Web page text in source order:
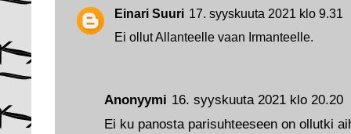
Anonyymi 16. syyskuuta 2021 klo 20.20
Ei ku panosta parisuhteeseen on ollutki
Einari Suuri 17. syyskuuta 2021 klo 9.31
Ei ollut Allanteelle vaan Irmanteelle.